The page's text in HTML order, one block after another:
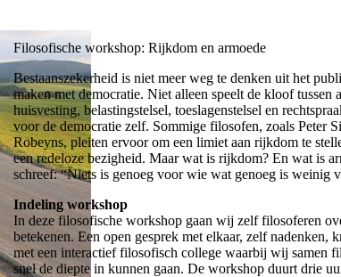
Filosofische workshop: Rijkdom en armoede
Bestaanszekerheid is niet meer weg te denken uit het
maken met democratie. Niet alleen speelt de kloof
huisvesting, belastingstelsel, toeslagenstelsel en
voor de democratie zelf. Sommige filosofen, zoals Peter
Robeyns, pleiten ervoor om een limiet aan rijkdom te
een redeloze bezigheid. Maar wat is rijkdom? En wat is
schreef: “Niets is genoeg voor wie wat genoeg is weinig
Indeling workshop
In deze filosofische workshop gaan wij zelf filosoferen
betekenen. Een open gesprek met elkaar, zelf
met een interactief filosofisch college waarbij wij samen
snel de diepte in kunnen gaan. De workshop duurt drie